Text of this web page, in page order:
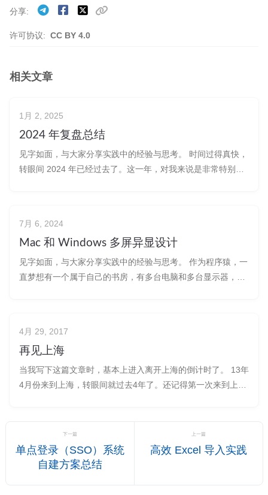
许可协议: CC BY 4.0
分享
相关文章
1月 2, 2025
2024 年复盘总结
见字如面，与大家分享实践中的经验与思考。 时间过得真快，
转眼间 2024 年已经过去了。这一年，对我来说是非常特别的
大家一起回顾这一年
7月 6, 2024
Mac 和 Windows 多屏异显设计
见字如面，与大家分享实践中的经验与思考。 作为程序猿，一
直梦想有一个属于自己的书房，有多台电脑和多台显示器，既
4月 29, 2017
再见上海
当我写下这篇文章时，基本上进入离开上海的倒计时了。 13年
4月份来到上海，转眼间就过去4年了。还记得第一次来到上
厦，第一次看到如此多的人，感觉生活当如是。慢慢地自己的
视野大了，也就习惯了。每天
下一篇
单点登录（SSO）系统
自建方案总结
上一篇
高效 Excel 导入实践